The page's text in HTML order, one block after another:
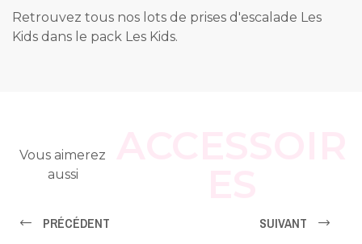
Retrouvez tous nos lots de prises d'escalade Les
Kids dans le pack Les Kids.
Vous aimerez
aussi
PRÉCÉDENT SUIVANT